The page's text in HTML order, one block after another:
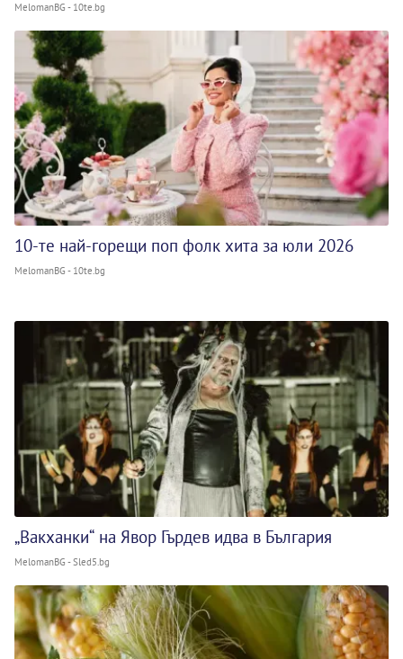
MelomanBG - 10te.bg
10-те най-горещи поп фолк хита за юли 2026
MelomanBG - 10te.bg
„Вакханки“ на Явор Гърдев идва в България
MelomanBG - Sled5.bg